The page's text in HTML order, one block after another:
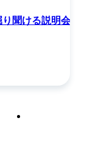
聞ける説明会 @